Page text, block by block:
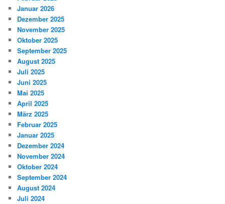
Januar 2026
Dezember 2025
November 2025
Oktober 2025
September 2025
August 2025
Juli 2025
Juni 2025
Mai 2025
April 2025
März 2025
Februar 2025
Januar 2025
Dezember 2024
November 2024
Oktober 2024
September 2024
August 2024
Juli 2024